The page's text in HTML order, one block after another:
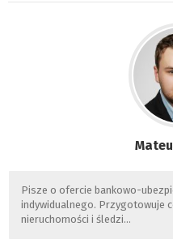
Pisze o ofercie bankowo-
indywidualnego. Przygotowuje
nieruchomości i śledzi…